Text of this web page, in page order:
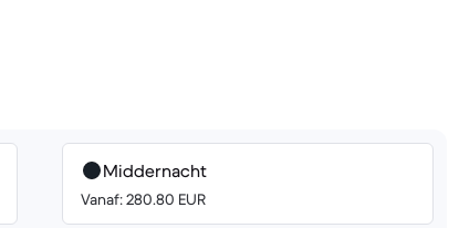
Middernacht
Vanaf: 280.80 EUR